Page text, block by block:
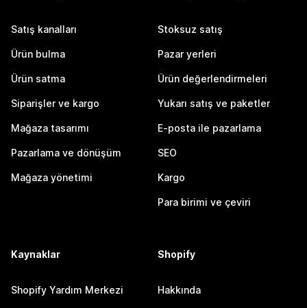
Satış kanalları
Ürün bulma
Ürün satma
Siparişler ve kargo
Mağaza tasarımı
Pazarlama ve dönüşüm
Mağaza yönetimi
Stoksuz satış
Pazar yerleri
Ürün değerlendirmeleri
Yukarı satış ve paketler
E-posta ile pazarlama
SEO
Kargo
Para birimi ve çeviri
Kaynaklar
Shopify Yardım Merkezi
Shopify
Hakkında